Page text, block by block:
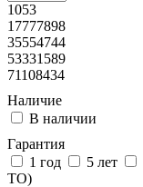
1053
17777898
35554744
53331589
71108434
Наличие
В наличии
Гарантия
1 год
5 лет
ТО)